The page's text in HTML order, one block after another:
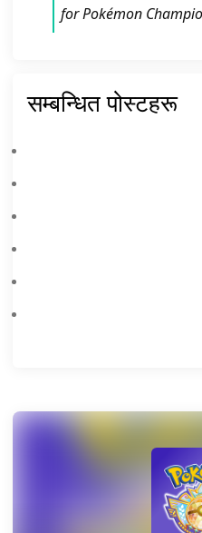
for Pokémon
सम्बन्धित पोस्टहरू